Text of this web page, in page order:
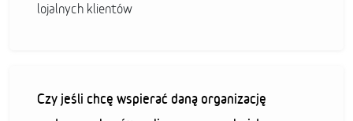
lojalnych klientów
Czy jeśli chcę wspierać daną organizację